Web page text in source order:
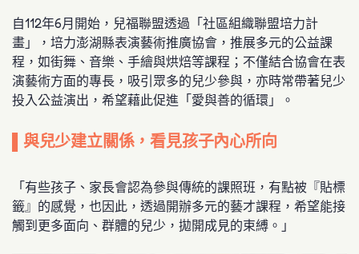
自112年6月開始，兒福聯盟透過「社區組織聯盟培力計
畫」，培力澎湖縣表演藝術推廣協會，推展多元的公益課
程，如街舞、音樂、手繪與烘焙等課程；不僅結合協會在表
演藝術方面的專長，吸引眾多的兒少參與，亦時常帶著兒少
投入公益演出，希望藉此促進「愛與善的循環」。
▌與兒少建立關係，看見孩子內心所向
「有些孩子、家長會認為參與傳統的課照班，有點被『貼標
籤』的感覺，也因此，透過開辦多元的藝才課程，希望能接
觸到更多面向、群體的兒少，拋開成見的束縛。」